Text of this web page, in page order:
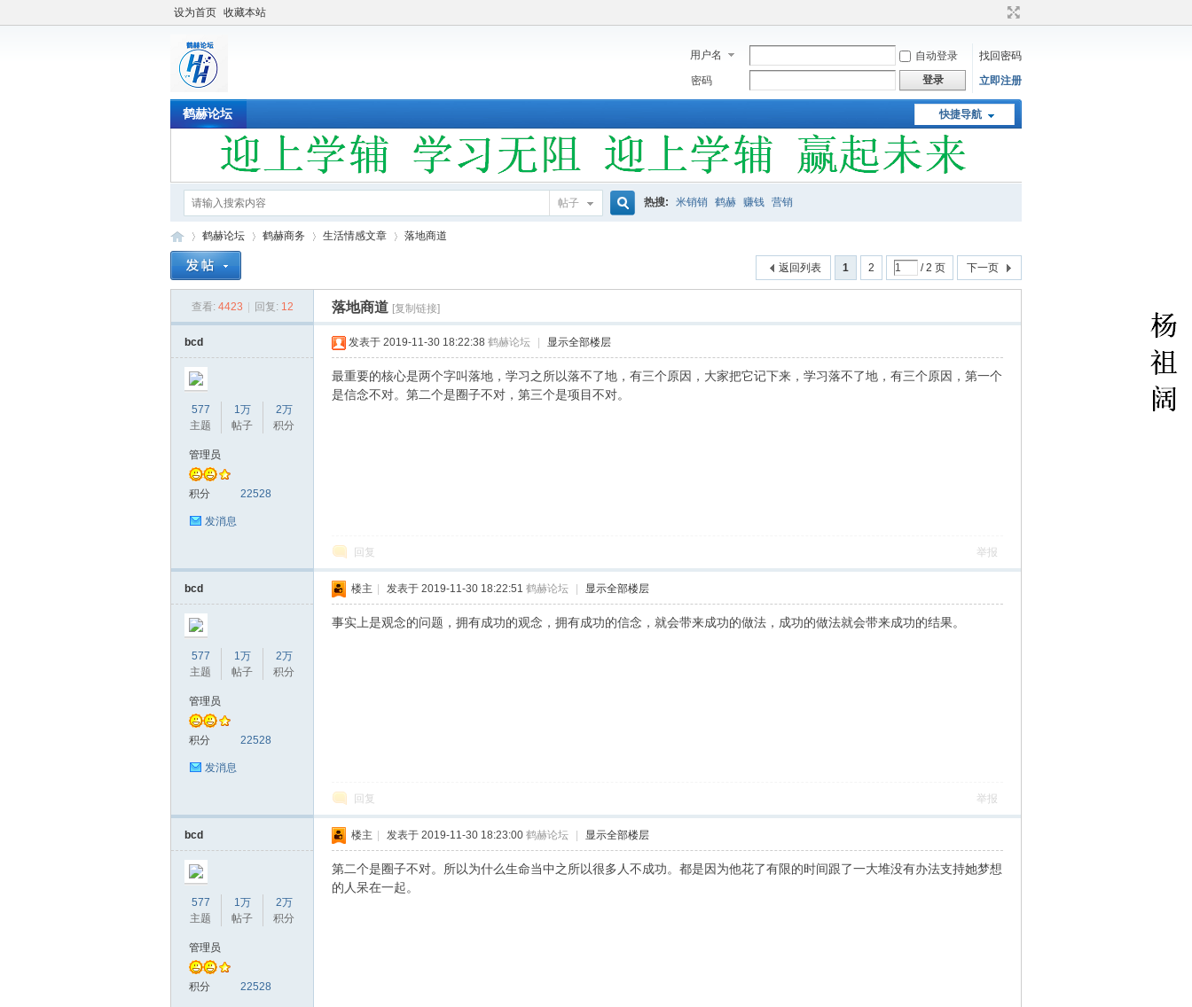
设为首页 收藏本站
用户名 自动登录
找回密码
密码
登录 立即注册
快捷导航
鹤赫论坛
帖子 热搜: 米销销 鹤赫 赚钱 营销
鹤赫论坛 鹤赫商务 生活情感文章
›
落地商道
1 2 / 2 页 下一页
返回列表
查看: 4423 回复: 12 落地商道 [复制链接]
bcd
577
主题
1万
帖子
2万
积分
管理员
积分 22528
发消息
发表于 2019-11-30 18:22:38 鹤赫论坛 显示全部楼层
最重要的核心是两个字叫落地，学习之所以落不了地，有三个原因，大家把它记下来，学习落不了地，有三个原因，第一个
是信念不对。第二个是圈子不对，第三个是项目不对。
回复 举报
bcd
577
主题
1万
帖子
2万
积分
管理员
积分 22528
发消息
楼主 发表于 2019-11-30 18:22:51 鹤赫论坛 显示全部楼层
事实上是观念的问题，拥有成功的观念，拥有成功的信念，就会带来成功的做法，成功的做法就会带来成功的结果。
回复 举报
bcd
577
主题
1万
帖子
2万
积分
管理员
积分 22528
楼主 发表于 2019-11-30 18:23:00 鹤赫论坛 显示全部楼层
第二个是圈子不对。所以为什么生命当中之所以很多人不成功。都是因为他花了有限的时间跟了一大堆没有办法支持她梦想
的人呆在一起。